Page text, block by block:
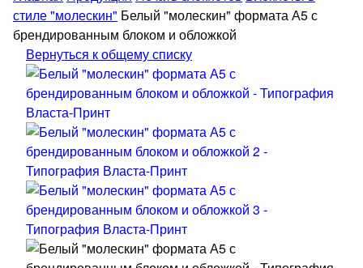
стиле "молескин" Белый "молескин" формата А5 с
брендированным блоком и обложкой
Вернуться к общему списку